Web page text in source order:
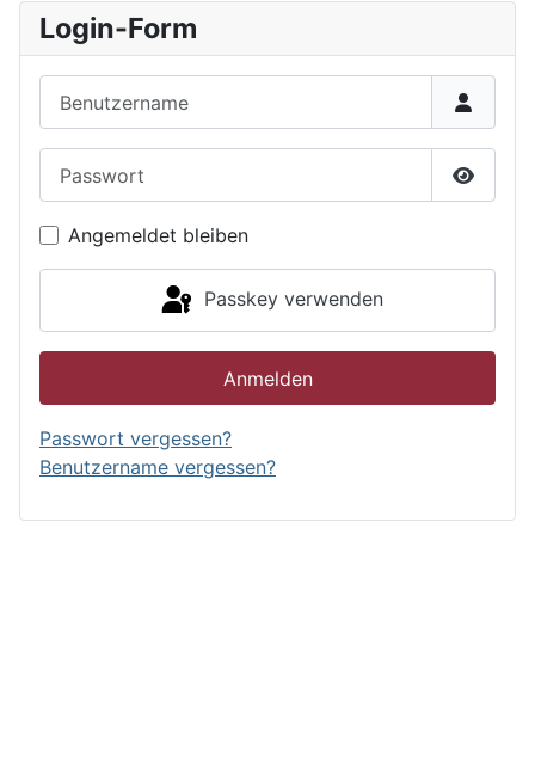
Login-Form
Angemeldet bleiben
Passkey verwenden
Anmelden
Passwort vergessen?
Benutzername vergessen?